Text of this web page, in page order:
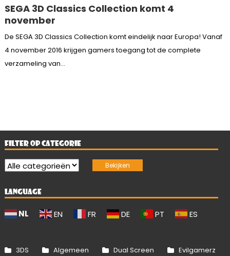
SEGA 3D Classics Collection komt 4
november
De SEGA 3D Classics Collection komt eindelijk naar Europa! Vanaf
4 november 2016 krijgen gamers toegang tot de complete
verzameling van...
FILTER OP CATEGORIE
LANGUAGE
NL EN FR DE PT ES
3DS Algemeen Dual Screen Evilgamerz